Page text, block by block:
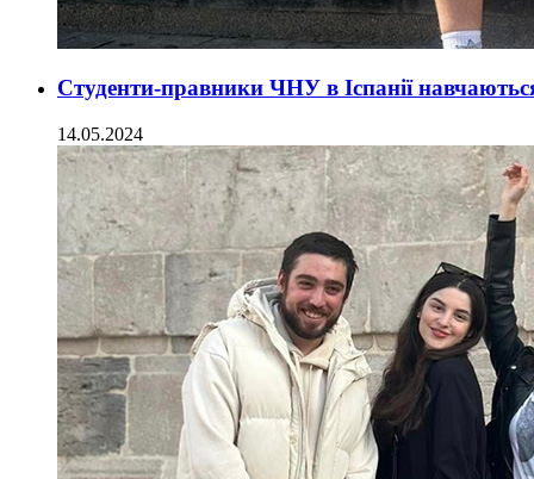
Студенти-правники ЧНУ в Іспанії
14.05.2024